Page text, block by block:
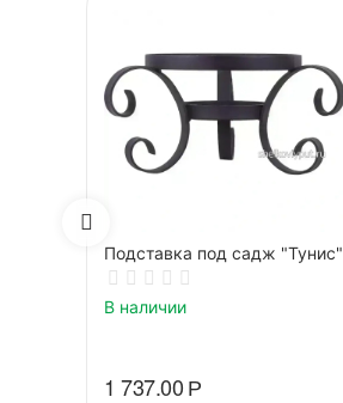
Подставка под садж "Тунис"
В наличии
1 737.00Р